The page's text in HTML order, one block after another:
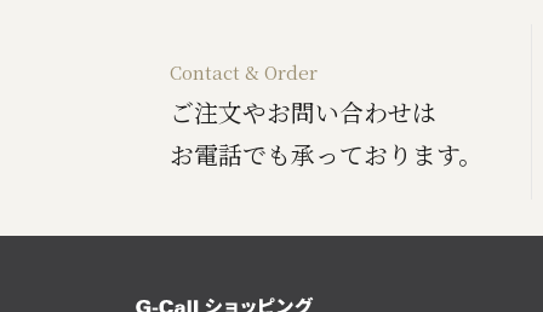
Contact & Order
ご注文やお問い合わせは
お電話でも承っております。